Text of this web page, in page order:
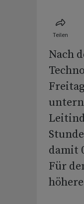
Teilen
Nach
damit
Für